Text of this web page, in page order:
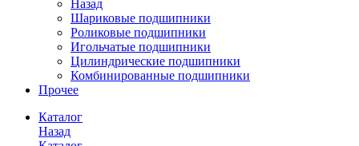
Назад
Шариковые подшипники
Роликовые подшипники
Игольчатые подшипники
Цилиндрические подшипники
Комбинированные подшипники
Прочее
Каталог
Назад